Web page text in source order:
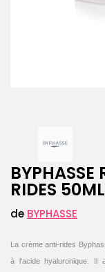
BYPHASSE
RIDES 50ML
de BYPHASSE
La crème anti-rides
à l'acide hyaluronique. Il